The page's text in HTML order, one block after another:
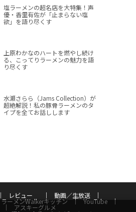
塩ラーメンの超名店を大特集！声
優・香里有佐が「止まらない塩
欲」を語り尽くす
上原わかなのハートを燃やし続け
る、こってりラーメンの魅力を語
り尽くす
水瀬さらら（Jams Collection）が
超絶解説！私の豚骨ラーメンのタ
イプを全てお話しします
レビュー 動画／生放送
ラーメンWalkerキッチン YouTube
アスキーグルメ